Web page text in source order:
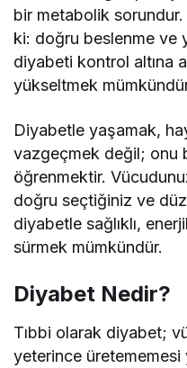
bir metabolik
ki: doğru beslenme ve
diyabeti kontrol altına
yükseltmek
Diyabetle yaşamak,
vazgeçmek değil; onu
öğrenmektir.
doğru seçtiğiniz ve
diyabetle sağlıklı,
sürmek mümkündür.
Diyabet Nedir?
Tıbbi olarak diyabet;
yeterince